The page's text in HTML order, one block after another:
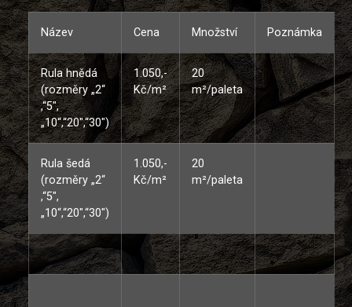
Název Cena Množství Poznámka
Rula hnědá
(rozměry „2“
,“5″,
„10“,“20″,“30″)
1.050,-
Kč/m²
20
m²/paleta
Rula šedá
(rozměry „2“
,“5″,
„10“,“20″,“30″)
1.050,-
Kč/m²
20
m²/paleta